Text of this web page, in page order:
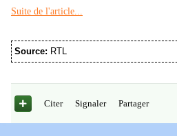
Suite de l'article...
Source: RTL
Citer Signaler Partager